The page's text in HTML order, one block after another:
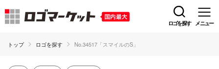
ロゴを探す メニュー
トップ ロゴを探す No.34517「スマイルのS」